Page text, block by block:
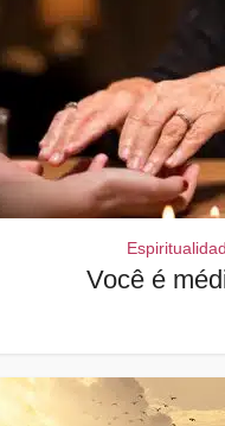
Você é